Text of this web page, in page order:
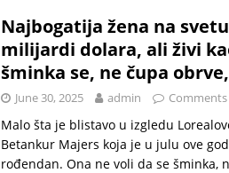
Najbogatija žena na
milijardi dolara, ali živi
šminka se, ne čupa
June 30, 2025 admin
Malo šta je blistavo u izgledu
Betankur Majers koja je u julu ove
rođendan. Ona ne voli da se šminka,